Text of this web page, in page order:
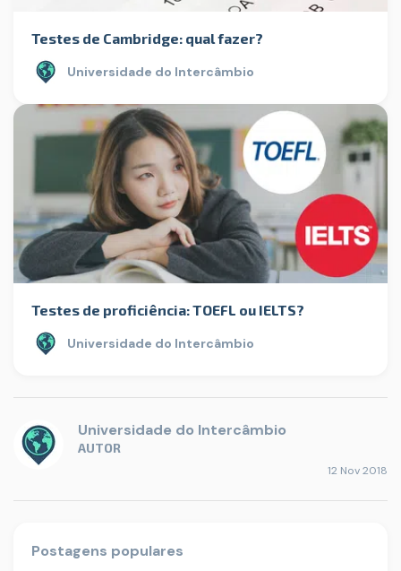
Testes de Cambridge: qual fazer?
Universidade do Intercâmbio
Testes de proficiência: TOEFL ou IELTS?
Universidade do Intercâmbio
Universidade do Intercâmbio
AUTOR
12 Nov 2018
Postagens populares